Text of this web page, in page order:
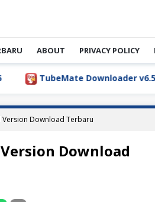
ABOUT PRIVACY POLICY
Downloader v6.5.1 Full Version
Version Download Terbaru
Download